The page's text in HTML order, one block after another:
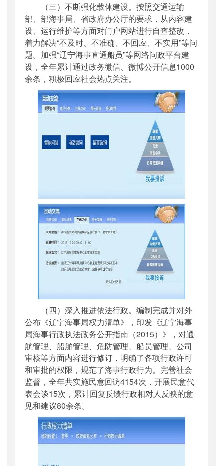
（三）不断强化载体建设。按照交通运输
部、部海事局、省政府办公厅的要求，从内容建
设、运行维护等方面对门户网站进行自查整改，
着力解决“不及时、不准确、不回应、不实用”等问
题。加强“辽宁海事直通船员”等网络问政平台建
设，全年累计通过政务微信、微博公开信息1000
余条，积极回应社会热点关注。
（四）深入推进依法行政。编制完成并对外
公布《辽宁海事局权力清单》，印发《辽宁海事
局海事行政执法政务公开指南（2015）》，对通
航管理、船舶管理、危防管理、船员管理、公司
审核等方面内容进行修订，明确了各项行政许可
和审批的权限，规范了海事行政行为。完善社会
监督，全年共实施民意回访4154次，开展民意代
表会谈15次，累计回复反馈行政相对人反映的意
见和建议80余条。